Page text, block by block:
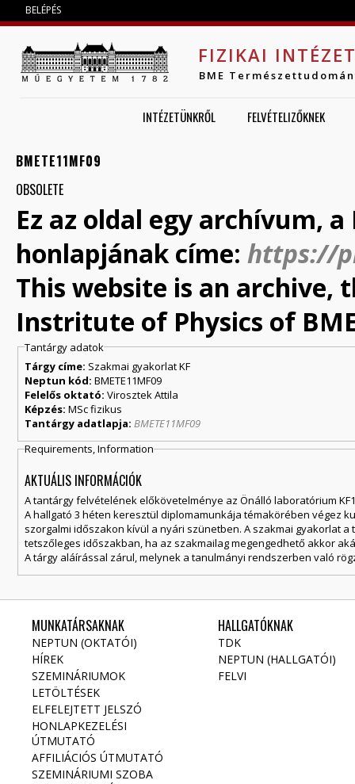
BELÉPÉS
FIZIKAI
BME
INTÉZETÜNKRŐL FELVÉTELIZŐKNEK
BMETE11MF09
OBSOLETE
Ez az oldal egy archívum,
honlapjának címe: https://
This website is an archive,
Instritute of Physics of
Tantárgy adatok
Tárgy címe: Szakmai gyakorlat KF
Neptun kód:BMETE11MF09
Felelős oktató:Virosztek Attila
Képzés:MSc fizikus
Tantárgy adatlapja:BMETE11MF09
Requirements, Information
AKTUÁLIS INFORMÁCIÓK
A tantárgy felvételének előkövetelménye az Önálló laboratórium
A hallgató 3 héten keresztül diplomamunkája témakörében végez
szorgalmi időszakon kívül a nyári szünetben. A szakmai gyakorlat
tetszőleges időszakban, ha az szakmailag megengedhető akkor
A tárgy aláírással zárul, melynek a tanulmányi rendszerben való
MUNKATÁRSAKNAK
NEPTUN (OKTATÓI)
HÍREK
SZEMINÁRIUMOK
LETÖLTÉSEK
ELFELEJTETT JELSZÓ
HONLAPKEZELÉSI
ÚTMUTATÓ
AFFILIÁCIÓS ÚTMUTATÓ
SZEMINÁRIUMI SZOBA
HALLGATÓKNAK
TDK
NEPTUN (HALLGATÓI)
FELVI